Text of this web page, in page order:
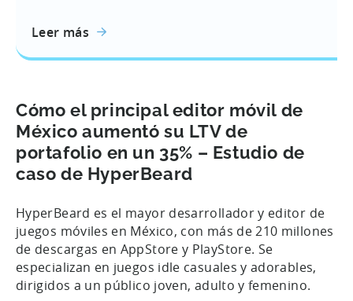
Leer más
Cómo el principal editor móvil de
México aumentó su LTV de
portafolio en un 35% – Estudio de
caso de HyperBeard
HyperBeard es el mayor desarrollador y editor de
juegos móviles en México, con más de 210 millones
de descargas en AppStore y PlayStore. Se
especializan en juegos idle casuales y adorables,
dirigidos a un público joven, adulto y femenino.